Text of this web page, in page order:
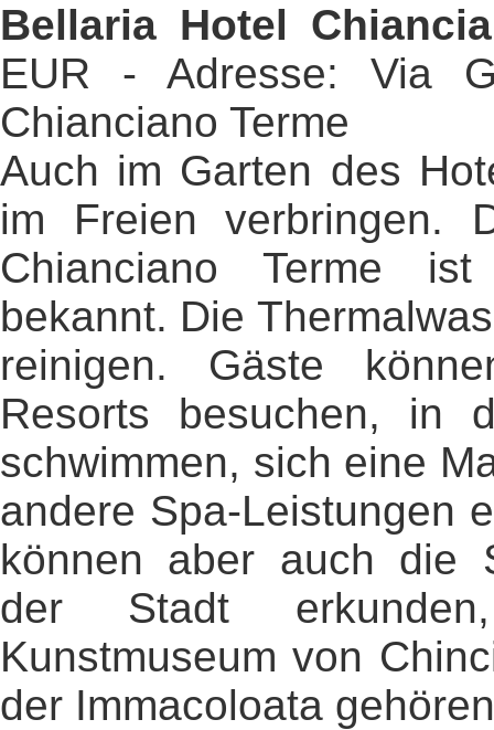
Bellaria Hotel
EUR - Adresse: Via
Chianciano Terme
Auch im Garten des
im Freien verbringen.
Chianciano Terme
bekannt. Die
reinigen. Gäste
Resorts besuchen, in
schwimmen, sich eine
andere Spa-Leistungen
können aber auch die
der Stadt
Kunstmuseum von
der Immacoloata